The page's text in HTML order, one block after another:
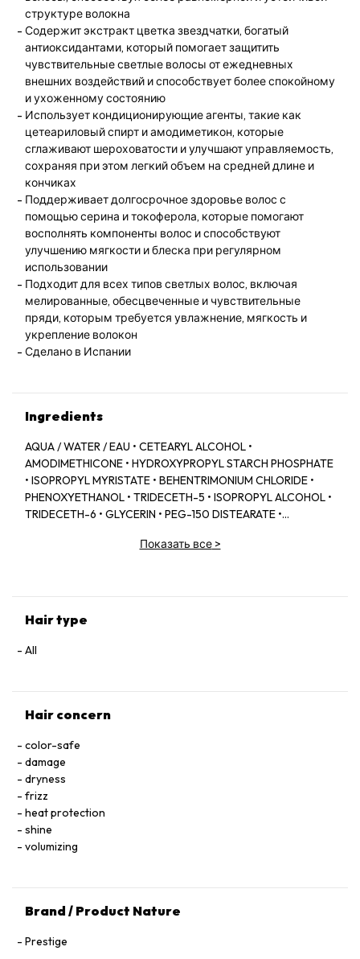
структуре волокна
Содержит экстракт цветка звездчатки, богатый
антиоксидантами, который помогает защитить
чувствительные светлые волосы от ежедневных
внешних воздействий и способствует более спокойному
и ухоженному состоянию
Использует кондиционирующие агенты, такие как
цетеариловый спирт и амодиметикон, которые
сглаживают шероховатости и улучшают управляемость,
сохраняя при этом легкий объем на средней длине и
кончиках
Поддерживает долгосрочное здоровье волос с
помощью серина и токоферола, которые помогают
восполнять компоненты волос и способствуют
улучшению мягкости и блеска при регулярном
использовании
Подходит для всех типов светлых волос, включая
мелированные, обесцвеченные и чувствительные
пряди, которым требуется увлажнение, мягкость и
укрепление волокон
Сделано в Испании
Ingredients
AQUA / WATER / EAU • CETEARYL ALCOHOL •
AMODIMETHICONE • HYDROXYPROPYL STARCH PHOSPHATE
• ISOPROPYL MYRISTATE • BEHENTRIMONIUM CHLORIDE •
PHENOXYETHANOL • TRIDECETH-5 • ISOPROPYL ALCOHOL •
TRIDECETH-6 • GLYCERIN • PEG-150 DISTEARATE •
CETRIMONIUM CHLORIDE • CITRIC ACID • SODIUM
EXTRACT / MALLOW FLOWER EXTRACT • SODIUM BENZOATE
Показать все>
Hair type
All
Hair concern
color-safe
damage
dryness
frizz
heat protection
shine
volumizing
Brand / Product Nature
Prestige